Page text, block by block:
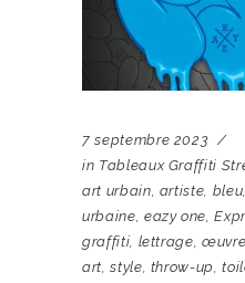
7 septembre 2023
in Tableaux Graffiti
art urbain artiste bleu
urbaine eazy one ,
graffiti lettrage ,
art ,style throw-up ,